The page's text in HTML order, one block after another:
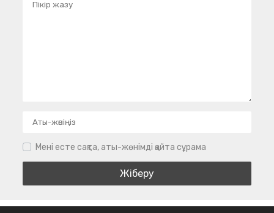
Мені есте сақта, аты-жөнімді қайта сұрама